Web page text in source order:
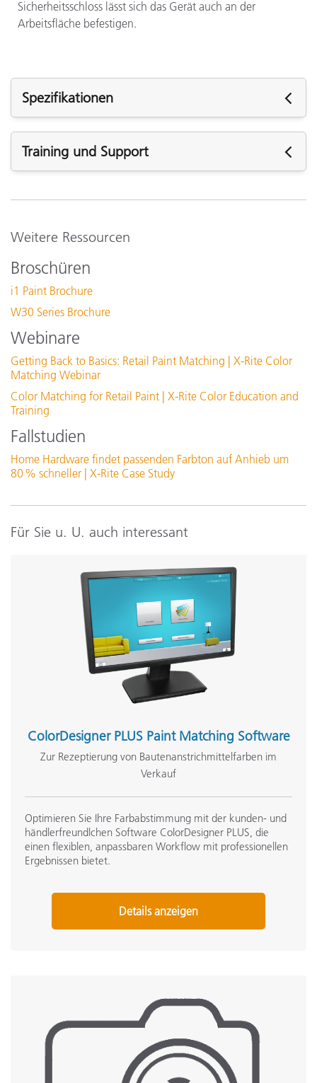
Sicherheitsschloss lässt sich das Gerät auch an der
Arbeitsfläche befestigen.
Spezifikationen
Spezifikationen
Blende
Abmessungen (Länge, Breite, Höhe)
Luftfeuchtigkeit
Kontakt bei Messungen
Gerätedisplay
Geräteübereinstimmung
Lichtquelle
Photometrische Auflösung
Kurzzeitwiederholgenauigkeit - Weiß
SDK (Software Development Kit)
Spektralanalysesystem
Spektralbericht
Lagerungstemperatur
Training und Support
i1Diagnostics v4.2.7 (Mac Only)
Schulungen
Farbtheorie: Farbe nach Zahlen
Weitere Ressourcen
Broschüren
i1 Paint Brochure
W30 Series Brochure
Webinare
Getting Back to Basics: Retail Paint Matching | X-Rite Color
Matching Webinar
Color Matching for Retail Paint | X-Rite Color Education and
Training
Fallstudien
Home Hardware findet passenden Farbton auf Anhieb um
80 % schneller | X-Rite Case Study
Für Sie u. U. auch interessant
ColorDesigner PLUS Paint Matching Software
Zur Rezeptierung von Bautenanstrichmittelfarben im
Verkauf
Optimieren Sie Ihre Farbabstimmung mit der kunden- und
händlerfreundlchen Software ColorDesigner PLUS, die
einen flexiblen, anpassbaren Workflow mit professionellen
Ergebnissen bietet.
Details anzeigen